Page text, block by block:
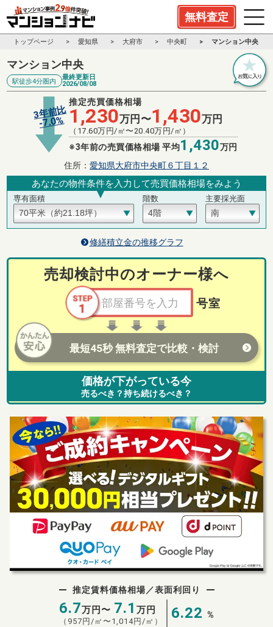
無料査定
トップページ 愛知県 大府市 中央町 マンション中央
マンション中央
駅徒歩4分圏内
最終更新日
2026/08/08
3年前比
-7.0%
推定売買価格相場
1,230万円〜1,430万円
（ 17.60万円/㎡〜20.40万円/㎡）
※3年前の売買価格相場 平均1,430万円
住所： 愛知県大府市中央町６丁目１２
あなたの物件条件を入力して売買価格相場をみよう
専有面積 階数 主要採光面
修繕積立金の推移グラフ
売却検討中のオーナー様へ
号室
最短45秒 無料査定で比較・検討
価格が下がっている今
売るべき？持ち続けるべき？
推定賃料価格相場／表面利回り
6.7万円〜 7.1 万円
（ 957 円/㎡〜 1,014円/㎡） 6.22 %